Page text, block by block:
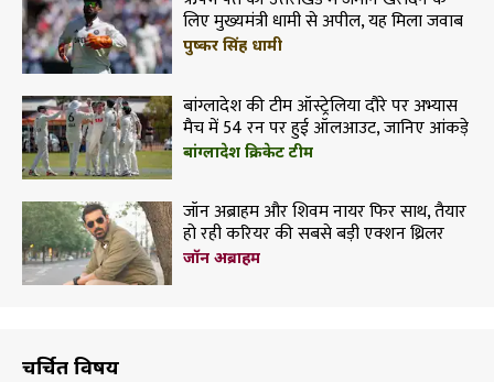
लिए मुख्यमंत्री धामी से अपील, यह मिला जवाब
पुष्कर सिंह धामी
बांग्लादेश की टीम ऑस्ट्रेलिया दौरे पर अभ्यास
मैच में 54 रन पर हुई ऑलआउट, जानिए आंकड़े
बांग्लादेश क्रिकेट टीम
जॉन अब्राहम और शिवम नायर फिर साथ, तैयार
हो रही करियर की सबसे बड़ी एक्शन थ्रिलर
जॉन अब्राहम
चर्चित विषय